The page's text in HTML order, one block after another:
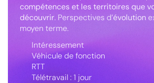
compétences et les territoires que
découvrir. Perspectives d’évolution
moyen terme.
Intéressement
Véhicule de fonction
RTT
Télétravail : 1 jour